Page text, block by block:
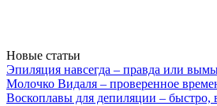
Новые статьи
Эпиляция навсегда – правда или
Молочко Видаля – проверенное
Воскоплавы для депиляции – быстро,